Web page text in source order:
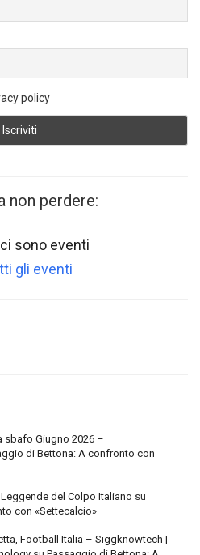
policy
non perdere:
sono eventi
gli eventi
sbafo Giugno 2026 –
di Bettona: A confronto con
del Colpo Italiano su
con «Settecalcio»
Football Italia – Siggknowtech |